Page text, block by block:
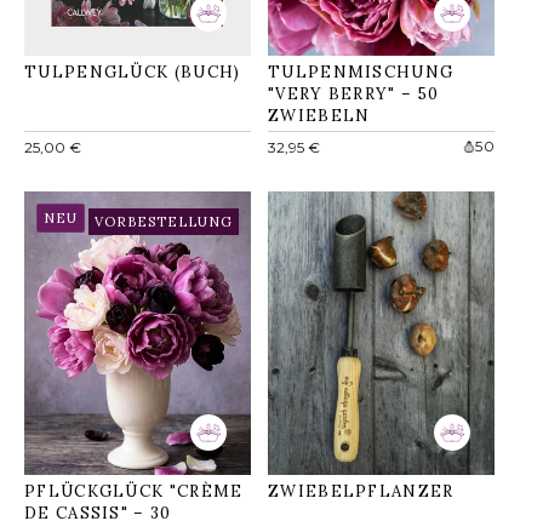
TULPENGLÜCK (BUCH)
Normaler
25,00 €
TULPENMISCHUNG
"VERY BERRY" – 50
ZWIEBELN
Normaler
32,95 € 50
VORBESTELLUNG
NEU
PFLÜCKGLÜCK "CRÈME
DE CASSIS" – 30
ZWIEBELPFLANZER